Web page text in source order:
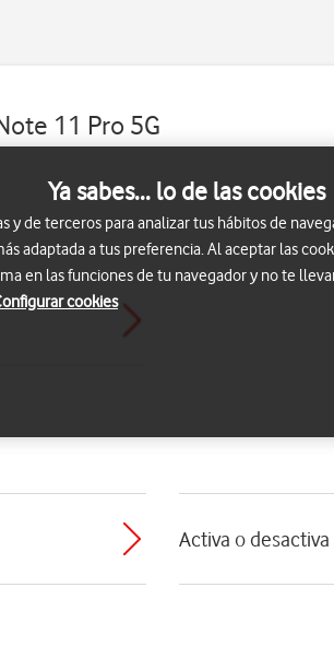
11 Pro 5G
Activa o
Ya sabes... lo de las cookies
y de terceros para analizar tus hábitos de
adaptada a tus preferencia. Al aceptar las
en las funciones de tu navegador y no te
cookies